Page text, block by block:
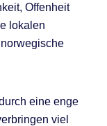
Offenheit
lokalen
eine enge
viel